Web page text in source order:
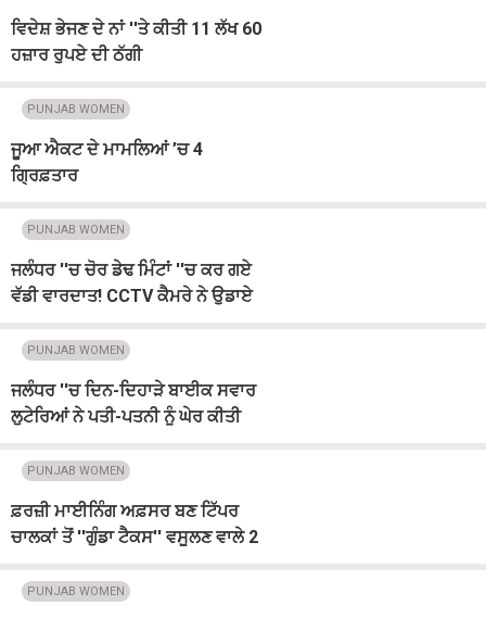
ਵਿਦੇਸ਼ ਭੇਜਣ ਦੇ ਨਾਂ ''ਤੇ ਕੀਤੀ 11 ਲੱਖ 60
ਹਜ਼ਾਰ ਰੁਪਏ ਦੀ ਠੱਗੀ
PUNJAB WOMEN
ਜੂਆ ਐਕਟ ਦੇ ਮਾਮਲਿਆਂ ’ਚ 4
ਗ੍ਰਿਫ਼ਤਾਰ
PUNJAB WOMEN
ਜਲੰਧਰ ''ਚ ਚੋਰ ਡੇਢ ਮਿੰਟਾਂ ''ਚ ਕਰ ਗਏ
ਵੱਡੀ ਵਾਰਦਾਤ! CCTV ਕੈਮਰੇ ਨੇ ਉਡਾਏ
PUNJAB WOMEN
ਜਲੰਧਰ ''ਚ ਦਿਨ-ਦਿਹਾੜੇ ਬਾਈਕ ਸਵਾਰ
ਲੁਟੇਰਿਆਂ ਨੇ ਪਤੀ-ਪਤਨੀ ਨੂੰ ਘੇਰ ਕੀਤੀ
PUNJAB WOMEN
ਫ਼ਰਜ਼ੀ ਮਾਈਨਿੰਗ ਅਫ਼ਸਰ ਬਣ ਟਿੱਪਰ
ਚਾਲਕਾਂ ਤੋਂ ''ਗੁੰਡਾ ਟੈਕਸ'' ਵਸੂਲਣ ਵਾਲੇ 2
PUNJAB WOMEN